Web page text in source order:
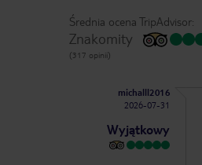
Średnia ocena TripAdvisor:
Znakomity
(317 opinii)
michalll2016
2026-07-31
Wyjątkowy